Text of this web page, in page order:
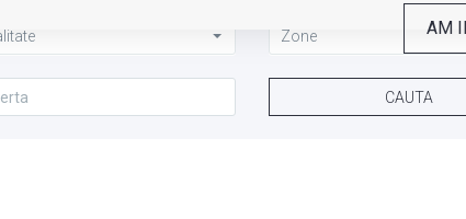
AM
Zone